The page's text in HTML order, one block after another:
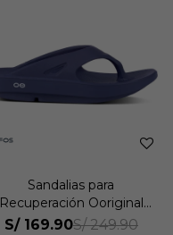
Sandalias para
Recuperación Ooriginal
Unisex
S/ 169.90S/ 249.90